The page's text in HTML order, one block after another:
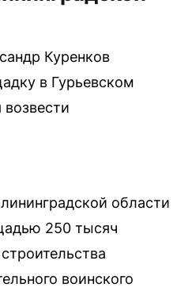
Куренков
в Гурьевском
возвести
области
250 тысяч
воинского